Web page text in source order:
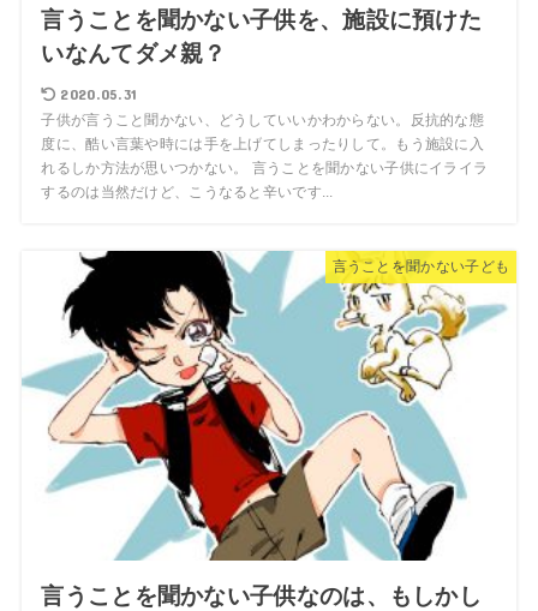
言うことを聞かない子供を、施設に預けた
いなんてダメ親？
2020.05.31
子供が言うこと聞かない、どうしていいかわからない。反抗的な態
度に、酷い言葉や時には手を上げてしまったりして。もう施設に入
れるしか方法が思いつかない。 言うことを聞かない子供にイライラ
するのは当然だけど、こうなると辛いです...
言うことを聞かない子ども
言うことを聞かない子供なのは、もしかし